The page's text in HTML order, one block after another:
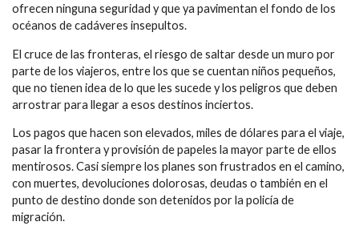
ofrecen ninguna seguridad y que ya pavimentan el fondo de los
océanos de cadáveres insepultos.
El cruce de las fronteras, el riesgo de saltar desde un muro por
parte de los viajeros, entre los que se cuentan niños pequeños,
que no tienen idea de lo que les sucede y los peligros que deben
arrostrar para llegar a esos destinos inciertos.
Los pagos que hacen son elevados, miles de dólares para el viaje,
pasar la frontera y provisión de papeles la mayor parte de ellos
mentirosos. Casi siempre los planes son frustrados en el camino,
con muertes, devoluciones dolorosas, deudas o también en el
punto de destino donde son detenidos por la policía de
migración.